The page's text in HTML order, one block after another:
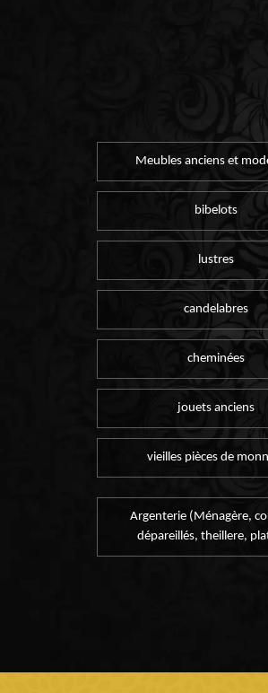
Meubles anciens et
bibelots
lustres
candelabres
cheminées
jouets anciens
vieilles pièces de
Argenterie (Ménagère,
dépareillés, theillere,